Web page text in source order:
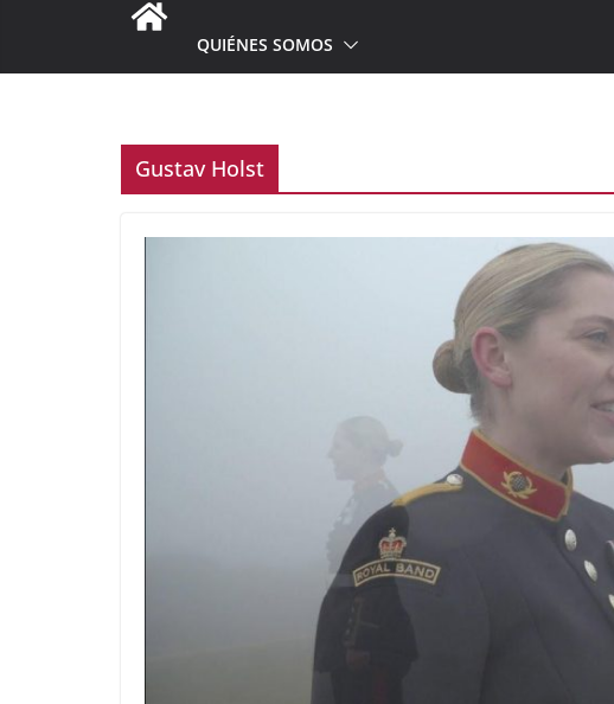
QUIÉNES SOMOS
Gustav Holst